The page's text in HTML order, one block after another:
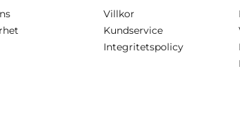
Villkor
Kundservice
Integritetspolicy